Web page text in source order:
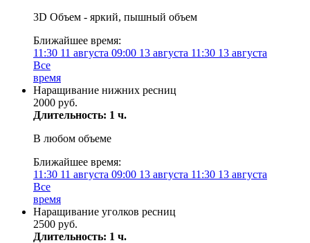
3D Объем - яркий, пышный объем
Ближайшее время:
11:30 11 августа 09:00 13 августа 11:30 13 августа
Все
время
Наращивание нижних ресниц
2000 руб.
Длительность: 1 ч.
В любом объеме
Ближайшее время:
11:30 11 августа 09:00 13 августа 11:30 13 августа
Все
время
Наращивание уголков ресниц
2500 руб.
Длительность: 1 ч.